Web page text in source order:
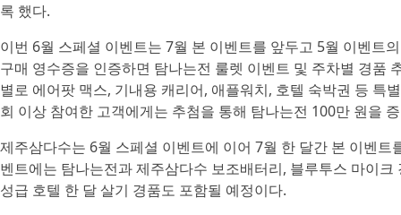
록 했다.
이번 6월 스페셜 이벤트는 7월 본 이벤트를 앞두고 5월 이벤트
구매 영수증을 인증하면 탐나는전 룰렛 이벤트 및 주차별 경품
별로 에어팟 맥스, 기내용 캐리어, 애플워치, 호텔 숙박권 등 특
회 이상 참여한 고객에게는 추첨을 통해 탐나는전 100만 원을
제주삼다수는 6월 스페셜 이벤트에 이어 7월 한 달간 본 이벤
벤트에는 탐나는전과 제주삼다수 보조배터리, 블루투스 마이
성급 호텔 한 달 살기 경품도 포함될 예정이다.